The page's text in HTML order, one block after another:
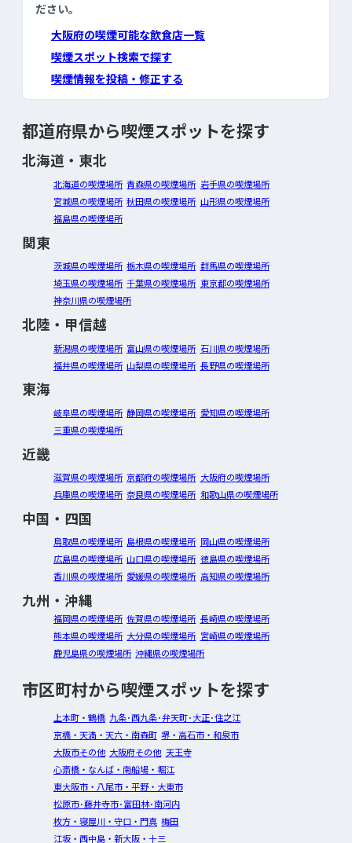
ださい。
大阪府の喫煙可能な飲食店一覧
喫煙スポット検索で探す
喫煙情報を投稿・修正する
都道府県から喫煙スポットを探す
北海道・東北
北海道の喫煙場所 青森県の喫煙場所 岩手県の喫煙場所
宮城県の喫煙場所 秋田県の喫煙場所 山形県の喫煙場所
福島県の喫煙場所
関東
茨城県の喫煙場所 栃木県の喫煙場所 群馬県の喫煙場所
埼玉県の喫煙場所 千葉県の喫煙場所 東京都の喫煙場所
神奈川県の喫煙場所
北陸・甲信越
新潟県の喫煙場所 富山県の喫煙場所 石川県の喫煙場所
福井県の喫煙場所 山梨県の喫煙場所 長野県の喫煙場所
東海
岐阜県の喫煙場所 静岡県の喫煙場所 愛知県の喫煙場所
三重県の喫煙場所
近畿
滋賀県の喫煙場所 京都府の喫煙場所 大阪府の喫煙場所
兵庫県の喫煙場所 奈良県の喫煙場所 和歌山県の喫煙場所
中国・四国
鳥取県の喫煙場所 島根県の喫煙場所 岡山県の喫煙場所
広島県の喫煙場所 山口県の喫煙場所 徳島県の喫煙場所
香川県の喫煙場所 愛媛県の喫煙場所 高知県の喫煙場所
九州・沖縄
福岡県の喫煙場所 佐賀県の喫煙場所 長崎県の喫煙場所
熊本県の喫煙場所 大分県の喫煙場所 宮崎県の喫煙場所
鹿児島県の喫煙場所 沖縄県の喫煙場所
市区町村から喫煙スポットを探す
上本町・鶴橋 九条･西九条･弁天町･大正･住之江
京橋・天満・天六・南森町 堺・高石市・和泉市
大阪市その他 大阪府その他 天王寺
心斎橋・なんば・南船場・堀江
東大阪市・八尾市・平野・大東市
松原市･藤井寺市･富田林･南河内
枚方・寝屋川・守口・門真 梅田
江坂・西中島・新大阪・十三